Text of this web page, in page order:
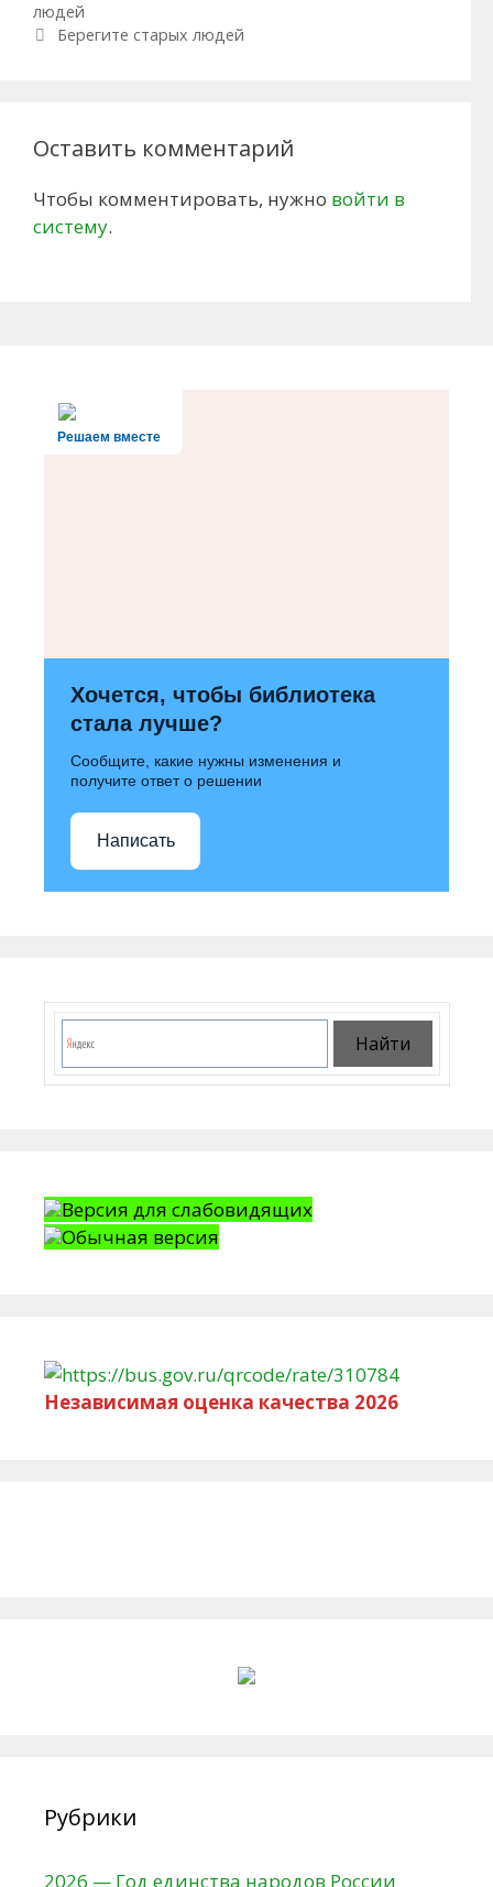
людей
Берегите старых людей
Оставить комментарий
Чтобы комментировать, нужно войти в
систему.
Решаем вместе
Хочется, чтобы библиотека
стала лучше?
Сообщите, какие нужны изменения и
получите ответ о решении
Написать
Версия для слабовидящих
Обычная версия
Независимая оценка качества 2026
Рубрики
2026 — Год единства народов России